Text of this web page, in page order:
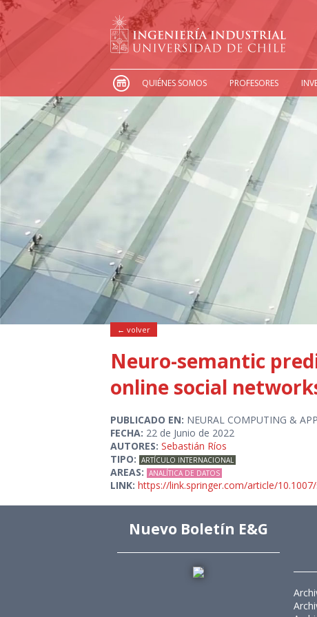
QUIÉNES SOMOS PROFESORES
← volver
Neuro-semantic
online social
PUBLICADO EN: NEURAL COMPUTING &
FECHA: 22 de Junio de 2022
AUTORES: Sebastián Ríos
TIPO: ARTÍCULO INTERNACIONAL
AREAS: ANALÍTICA DE DATOS
LINK: https://link.springer.com/article/
Nuevo Boletín E&G